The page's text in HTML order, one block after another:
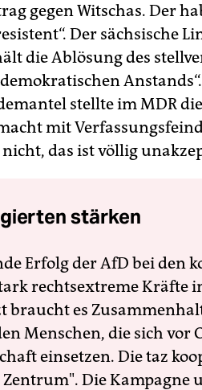
gegen Witschas. Der
Der sächsische
die Ablösung des
stellte im MDR
mit
das ist völlig
stärken
Erfolg der AfD bei den
rechtsextreme Kräfte
braucht es
Menschen, die sich vor
einsetzen. Die taz
Die Kampagne